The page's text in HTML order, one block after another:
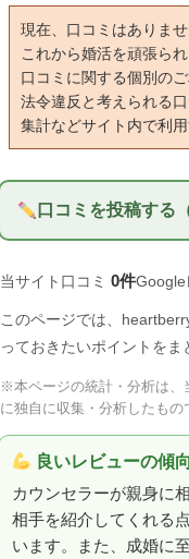
現在、口コミはありませ
これから婚活を頑張ら
口コミに関する個別のご
法令違反と考えられる
集計などサイト内で利
口コミを投稿する
当サイト口コミ 0件Google
このページでは、
っておきたいポイントをま
※本ページの統計・分析は、
に独自に収集・分析したもの
良いレビューの傾向
カウンセラーが親身に
相手を紹介してくれる
います。また、成婚に